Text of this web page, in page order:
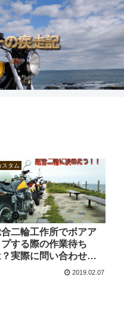
スタム
二輪工作所でボアア
プする際の作業待ち
？実際に問い合わせて
2019.02.07